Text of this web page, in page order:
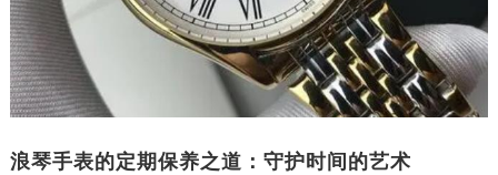
浪琴手表的定期保养之道：守护时间的艺术